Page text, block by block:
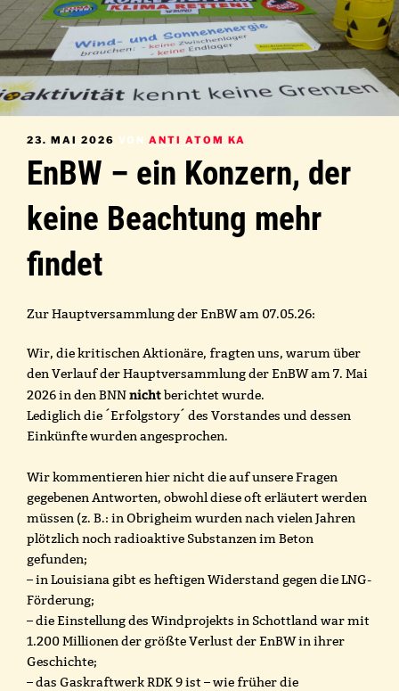
VERÖFFENTLICHT
23. MAI 2026 VON ANTI ATOM KA
EnBW – ein Konzern, der
keine Beachtung mehr
findet
Zur Hauptversammlung der EnBW am 07.05.26:
Wir, die kritischen Aktionäre, fragten uns, warum über
den Verlauf der Hauptversammlung der EnBW am 7. Mai
2026 in den BNNnichtberichtet wurde.
Lediglich die ´Erfolgstory´ des Vorstandes und dessen
Einkünfte wurden angesprochen.
Wir kommentieren hier nicht die auf unsere Fragen
gegebenen Antworten, obwohl diese oft erläutert werden
müssen (z. B.: in Obrigheim wurden nach vielen Jahren
plötzlich noch radioaktive Substanzen im Beton
gefunden;
– in Louisiana gibt es heftigen Widerstand gegen die LNG-
Förderung;
– die Einstellung des Windprojekts in Schottland war mit
1.200 Millionen der größte Verlust der EnBW in ihrer
Geschichte;
– das Gaskraftwerk RDK 9 ist – wie früher die